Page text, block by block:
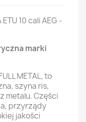
10 cali AEG -
marki
METAL, to
szyna ris,
metalu. Części
przyrządy
jakości